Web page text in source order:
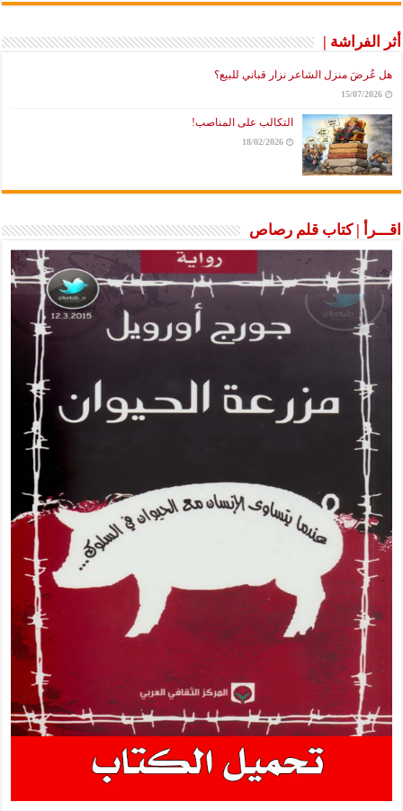
أثر الفراشة |
هل عُرضَ منزل الشاعر نزار قباني للبيع؟
15/07/2026
التكالب على المناصب!
18/02/2026
اقـــرأ | كتاب قلم رصاص